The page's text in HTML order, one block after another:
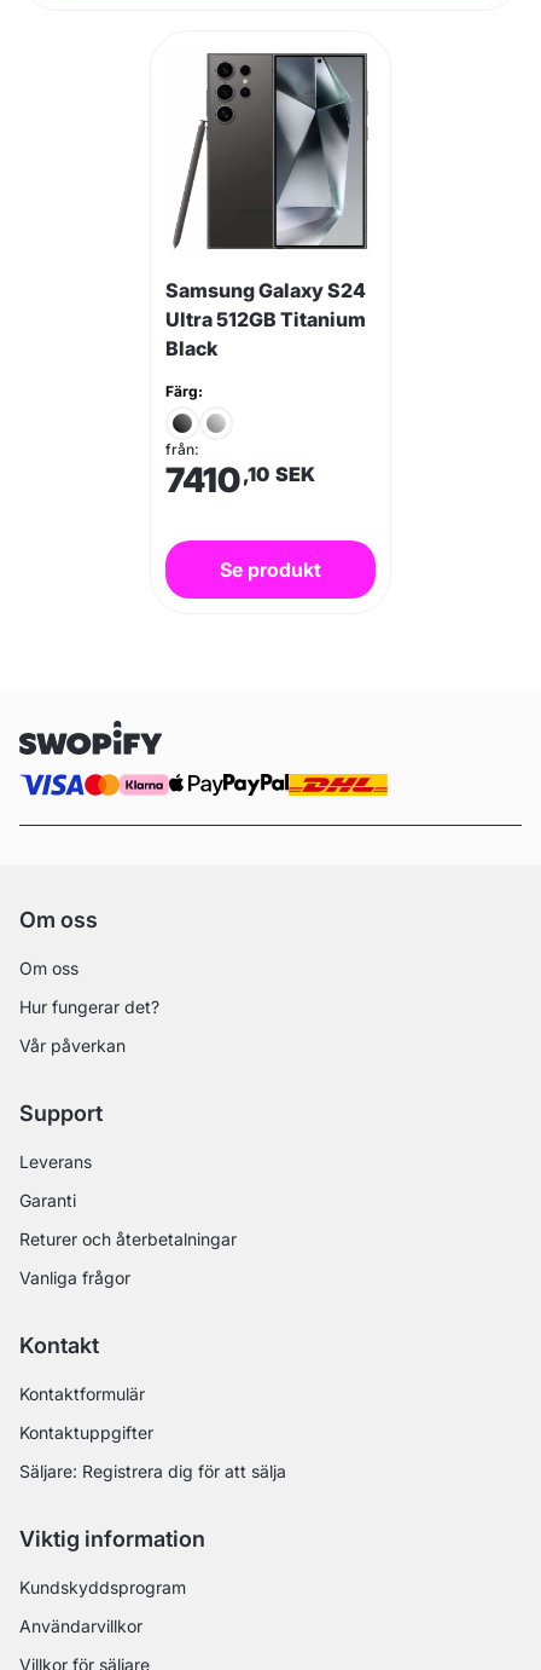
Samsung Galaxy S24
Ultra 512GB Titanium
Black
Färg:
från:
7410,10 SEK
Se produkt
Om oss
Om oss
Hur fungerar det?
Vår påverkan
Support
Leverans
Garanti
Returer och återbetalningar
Vanliga frågor
Kontakt
Kontaktformulär
Kontaktuppgifter
Säljare: Registrera dig för att sälja
Viktig information
Kundskyddsprogram
Användarvillkor
Villkor för säljare